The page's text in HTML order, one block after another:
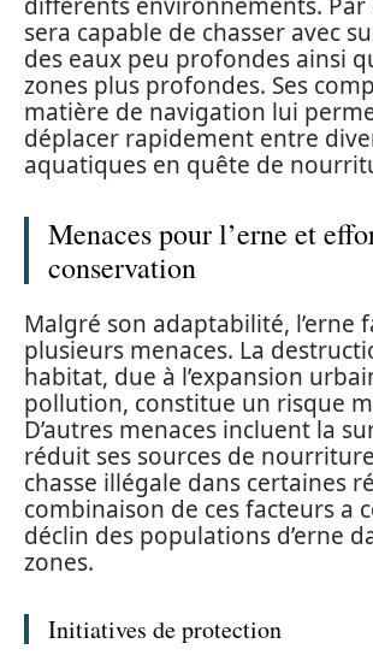
sera capable de chasser avec
des eaux peu profondes ainsi
zones plus profondes. Ses
matière de navigation lui
déplacer rapidement entre
aquatiques en quête de
Menaces pour l’erne et
conservation
Malgré son adaptabilité, l’erne
plusieurs menaces. La
habitat, due à l’expansion
pollution, constitue un risque
D’autres menaces incluent la
réduit ses sources de
chasse illégale dans certaines
combinaison de ces facteurs a
déclin des populations d’erne
zones.
Initiatives de protection